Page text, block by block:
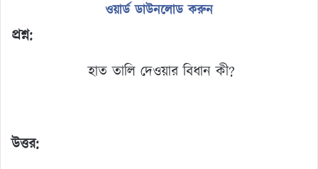
ওয়ার্ড ডাউনলোড করুন
প্রশ্ন:
হাত তালি দেওয়ার বিধান কী?
উত্তর: